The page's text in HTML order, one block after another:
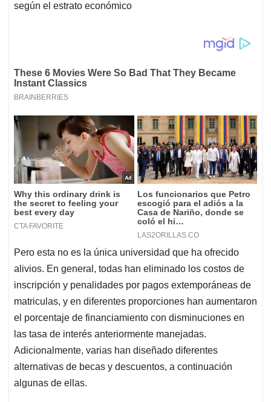
según el estrato económico
Pero esta no es la única universidad que ha ofrecido
alivios. En general, todas han eliminado los costos de
inscripción y penalidades por pagos extemporáneas de
matriculas, y en diferentes proporciones han aumentaron
el porcentaje de financiamiento con disminuciones en
las tasa de interés anteriormente manejadas.
Adicionalmente, varias han diseñado diferentes
alternativas de becas y descuentos, a continuación
algunas de ellas.